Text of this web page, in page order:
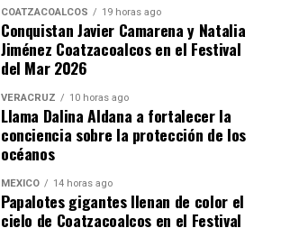
COATZACOALCOS 19 horas ago
Conquistan Javier Camarena y Natalia
Jiménez Coatzacoalcos en el Festival
del Mar 2026
VERACRUZ 10 horas ago
Llama Dalina Aldana a fortalecer la
conciencia sobre la protección de los
océanos
MÉXICO 14 horas ago
Papalotes gigantes llenan de color el
cielo de Coatzacoalcos en el Festival